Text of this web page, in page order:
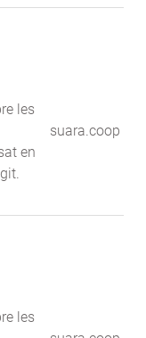
les
en
suara.coop
les